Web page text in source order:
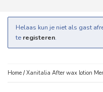
Helaas kun je niet als gast
te registeren.
Home /Xanitalia After wax lotion